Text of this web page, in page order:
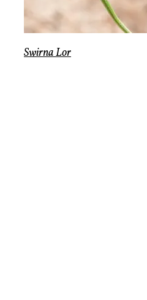
Swirna Lor